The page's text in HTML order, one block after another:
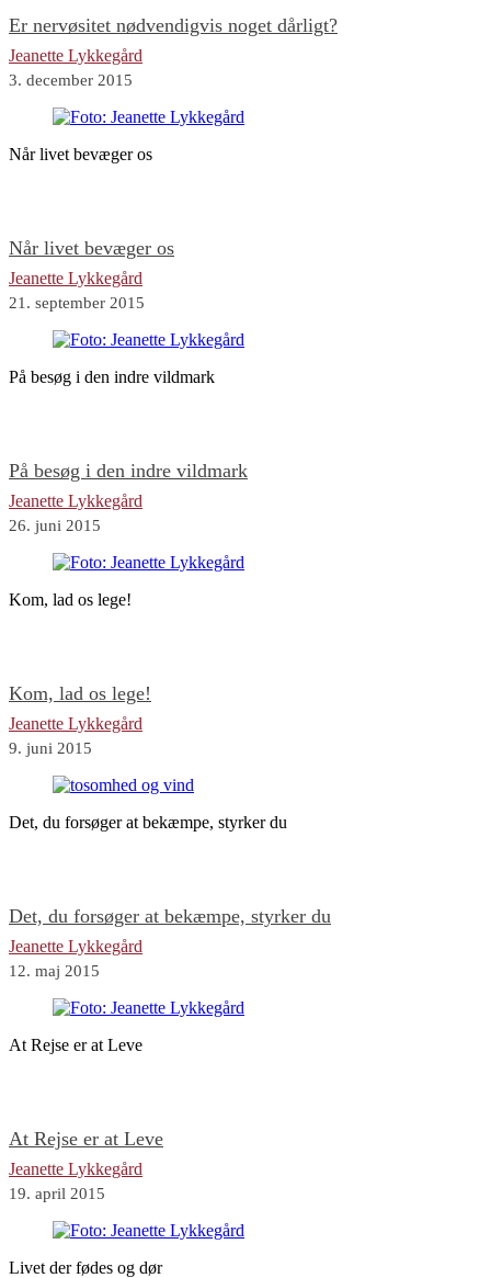
Er nervøsitet nødvendigvis noget dårligt?
Jeanette Lykkegård
3. december 2015
Når livet bevæger os
Når livet bevæger os
Jeanette Lykkegård
21. september 2015
På besøg i den indre vildmark
På besøg i den indre vildmark
Jeanette Lykkegård
26. juni 2015
Kom, lad os lege!
Kom, lad os lege!
Jeanette Lykkegård
9. juni 2015
Det, du forsøger at bekæmpe, styrker du
Det, du forsøger at bekæmpe, styrker du
Jeanette Lykkegård
12. maj 2015
At Rejse er at Leve
At Rejse er at Leve
Jeanette Lykkegård
19. april 2015
Livet der fødes og dør